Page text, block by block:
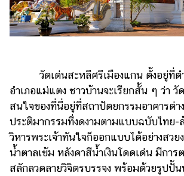
เรียน
เลข
ออนไลน์
โฆษณา
แจ้ง
ปัญหา
ร่วม
งาน
กับ
เรา
วัดเด่นสะหลีศรีเมืองแกน ตั้งอยู่ที่ต
อำเภอแม่แตง ชาวบ้านจะเรียกสั้น ๆ ว่า วั
สนใจของที่นี่อยู่ที่สถาปัตยกรรมอาคารต่า
ประติมากรรมที่งดงามตามแบบฉบับไทย-
วิหารพระเจ้าทันใจก็ออกแบบได้อย่างสวย
น้ำตาลเข้ม หลังคาสีน้ำเงินโดดเด่น มีการ
สลักลวดลายวิจิตรบรรจง พร้อมด้วยรูปปั้